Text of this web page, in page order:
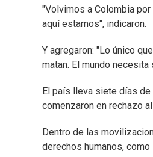
"Volvimos a Colombia
aquí estamos", indicaron.
Y agregaron: "Lo único
matan. El mundo
El país lleva siete días
comenzaron en rechazo
Dentro de las
derechos humanos,